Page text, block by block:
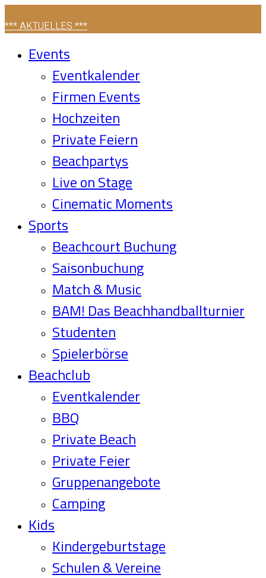
*** AKTUELLES ***
Events
Eventkalender
Firmen Events
Hochzeiten
Private Feiern
Beachpartys
Live on Stage
Cinematic Moments
Sports
Beachcourt Buchung
Saisonbuchung
Match & Music
BAM! Das Beachhandballturnier
Studenten
Spielerbörse
Beachclub
Eventkalender
BBQ
Private Beach
Private Feier
Gruppenangebote
Camping
Kids
Kindergeburtstage
Schulen & Vereine